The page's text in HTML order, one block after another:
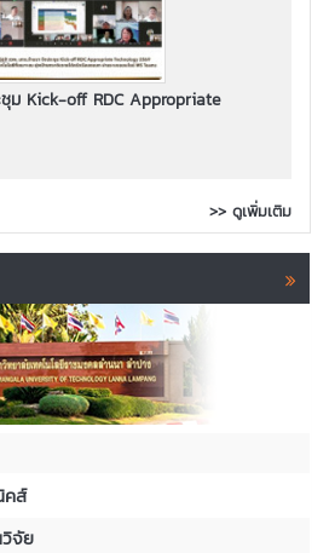
ม Kick-off RDC Appropriate
>> ดูเพิ่มเติม
คส์
จัย